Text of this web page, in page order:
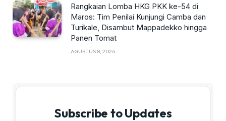
Rangkaian Lomba HKG PKK ke-54 di
Maros: Tim Penilai Kunjungi Camba dan
Turikale, Disambut Mappadekko hingga
Panen Tomat
AGUSTUS 8, 2026
Subscribe to Updates